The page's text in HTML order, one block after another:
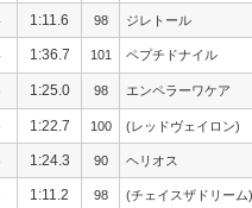
1:11.6 98 ジレトール
1:36.7 101 ペプチドナイル
1:25.0 98 エンペラーワケア
1:22.7 100 (レッドヴェイロン)
1:24.3 90 ヘリオス
1:11.2 98 (チェイスザドリーム)